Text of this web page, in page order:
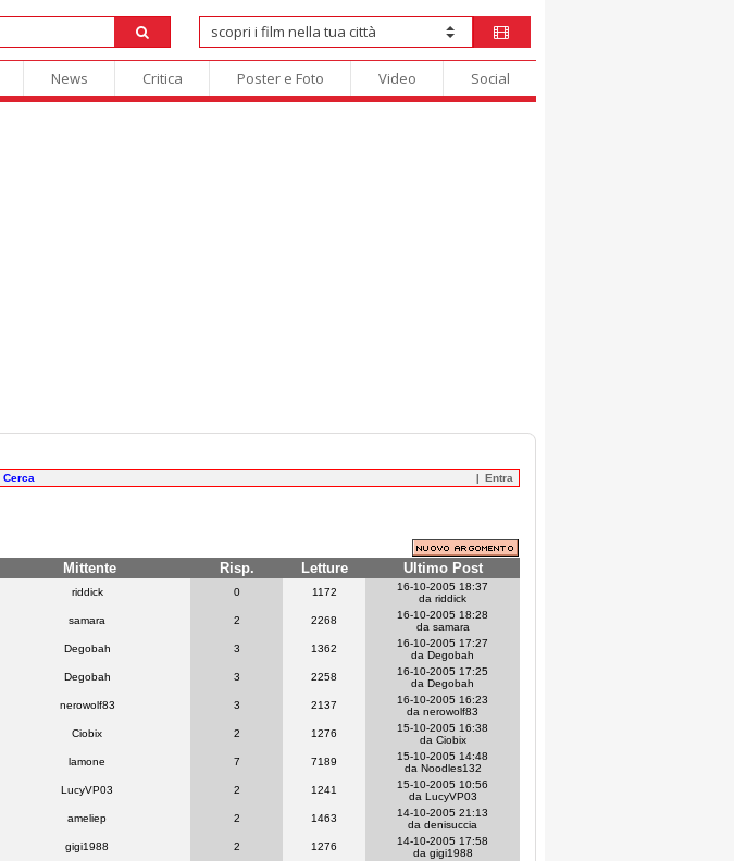
News Critica Poster e Foto Video Social
Cerca Entra
Mittente Risp. Letture
Ultimo Post
riddick 0 1172
16-10-2005 18:37
da riddick
samara 2 2268
16-10-2005 18:28
da samara
Degobah 3 1362
16-10-2005 17:27
da Degobah
Degobah 3 2258
16-10-2005 17:25
da Degobah
nerowolf83 3 2137
16-10-2005 16:23
da nerowolf83
Ciobix 2 1276
15-10-2005 16:38
da Ciobix
lamone 7 7189
15-10-2005 14:48
da Noodles132
LucyVP03 2 1241
15-10-2005 10:56
da LucyVP03
ameliep 2 1463
14-10-2005 21:13
da denisuccia
gigi1988 2 1276
14-10-2005 17:58
da gigi1988